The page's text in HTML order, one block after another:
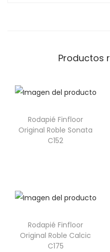
Productos
Rodapié Finfloor
Original Roble Sonata
C152
Rodapié Finfloor
Original Roble Calcic
C175